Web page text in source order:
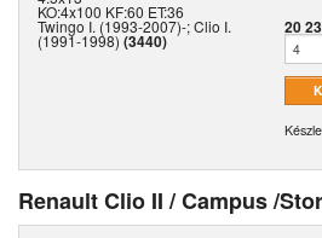
KO:4x100 KF:60 ET:36
Twingo I. (1993-2007)-; Clio I.
(1991-1998) (3440)
20
Renault Clio II / Campus /